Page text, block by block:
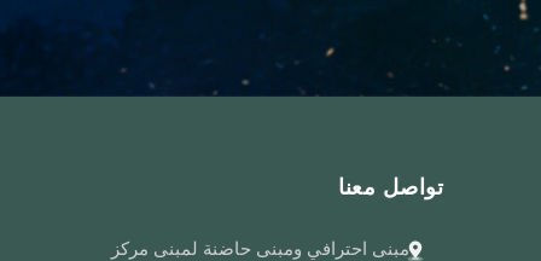
تواصل معنا
مبنى احترافي ومبنى حاضنة لمبنى مركز